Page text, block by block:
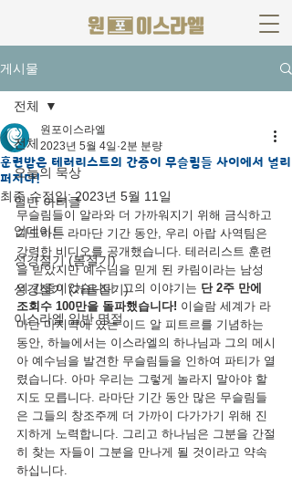
게시물
전체
오늘의 묵상
일반 아티클
업데이트
성경절기 (봄절기)
성경절기 (가을절기)
이스라엘 일반 명절
전체
훈련받은 테러리스트의 간증이 무슬림들 사이에서 널리
퍼지다!
원포이스라엘
2023년 5월 4일 2분 분량
최종 수정일:2023년 5월 11일
무슬림들이 알라와 더 가까워지기 위해 금식하고
기도하는 라마단 기간 동안, 우리 아랍 사역팀은
강력한 비디오를 공개했습니다. 테러리스트 훈련
을 받았지만 예수님을 믿게 된 카림이라는 남성
의 간증이었습니다. 그의 이야기는 단 2주 만에
조회수 100만을 돌파했습니다! 이슬람 세계가 라
마단 마지막에 있는 이드 알 피트르를 기념하는
동안, 하늘에서는 이스라엘의 하나님과 그의 메시
아 예수님을 발견한 무슬림들을 인하여 파티가 열
렸습니다. 아마 우리는 그렇게 놀라지 말아야 할
지도 모릅니다. 라마단 기간 동안 많은 무슬림들
은 그들의 창조주께 더 가까이 다가가기 위해 진
지하게 노력합니다. 그리고 하나님은 그분을 간절
히 찾는 자들이 그분을 만나게 될 것이라고 약속
하십니다.